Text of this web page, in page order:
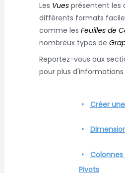
Les Vuesprésentent les
différents formats
comme les Feuilles de
nombreux types de
Reportez-vous aux
pour plus d'informations
Créer
Pivots